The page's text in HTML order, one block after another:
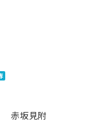
赤坂見附